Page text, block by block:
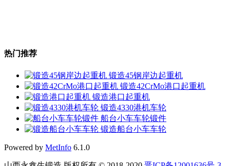
热门推荐
锻造45钢岸边起重机
锻造42CrMo港口起重机
锻造港口起重机
锻造4330港机车轮
船台小车车轮锻件
锻造船台小车车轮
Powered by MetInfo 6.1.0